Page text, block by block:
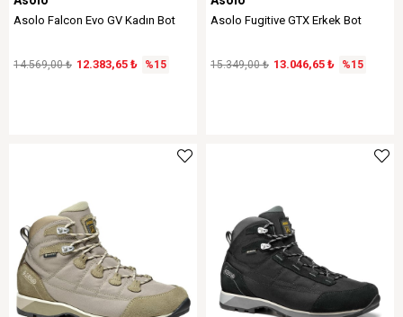
Asolo Falcon Evo GV Kadın Bot
12.383,65 ₺
14.569,00 ₺ %15
Asolo Fugitive GTX Erkek Bot
13.046,65 ₺
15.349,00 ₺ %15